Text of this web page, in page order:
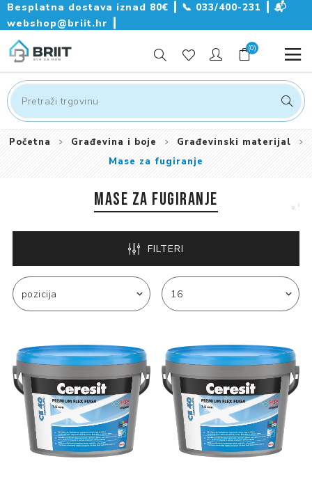
Besplatna dostava iznad 80€ ┃ 📞 033/400-231
📬
webshop@briit.hr
(0)
Početna Građevina i boje
Građevinski materijal
Mase za fugiranje
MASE ZA FUGIRANJE
FILTERI